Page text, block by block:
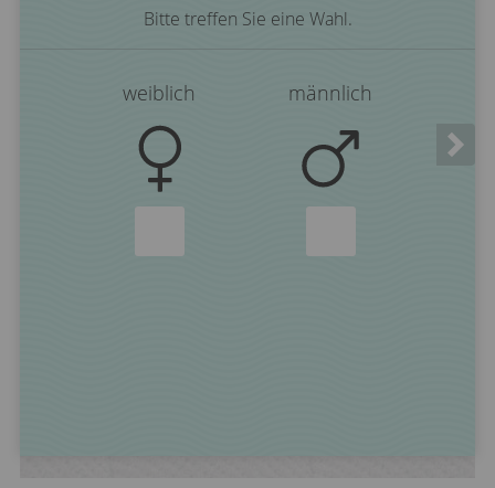
Bitte treffen Sie eine Wahl.
weiblich männlich